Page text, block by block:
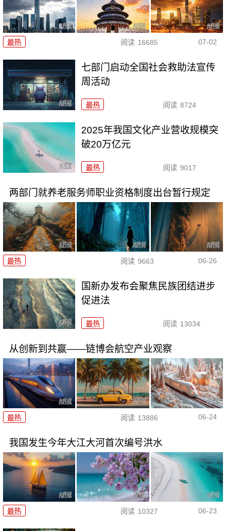
最热 阅读 16685 07-02
七部门启动全国社会救助法宣传
周活动
最热 阅读 8724
2025年我国文化产业营收规模突
破20万亿元
最热 阅读 9017
两部门就养老服务师职业资格制度出台暂行规定
最热 阅读 9663 06-26
国新办发布会聚焦民族团结进步
促进法
最热 阅读 13034
从创新到共赢——链博会航空产业观察
最热 阅读 13886 06-24
我国发生今年大江大河首次编号洪水
最热 阅读 10327 06-23